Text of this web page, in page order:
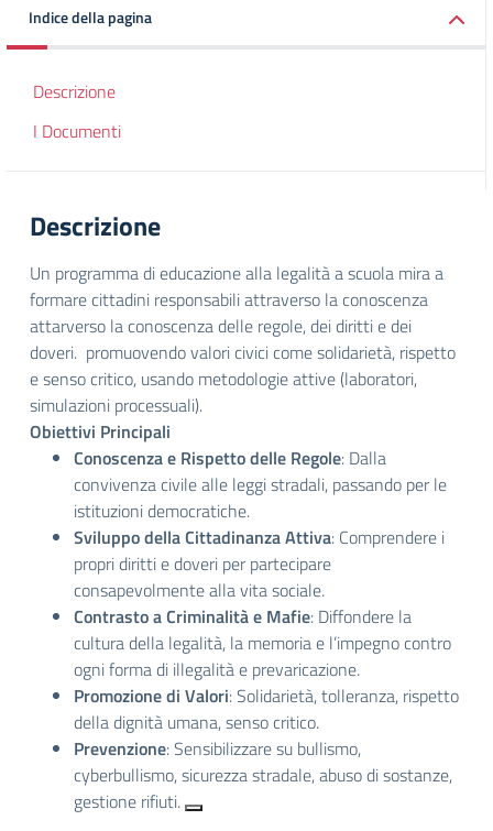
Indice della pagina
Descrizione
I Documenti
Descrizione
Un programma di educazione alla legalità a scuola mira a
formare cittadini responsabili attraverso la conoscenza
attarverso la conoscenza delle regole, dei diritti e dei
doveri. promuovendo valori civici come solidarietà, rispetto
e senso critico, usando metodologie attive (laboratori,
simulazioni processuali).
Obiettivi Principali
Conoscenza e Rispetto delle Regole: Dalla
convivenza civile alle leggi stradali, passando per le
istituzioni democratiche.
Sviluppo della Cittadinanza Attiva: Comprendere i
propri diritti e doveri per partecipare
consapevolmente alla vita sociale.
Contrasto a Criminalità e Mafie: Diffondere la
cultura della legalità, la memoria e l’impegno contro
ogni forma di illegalità e prevaricazione.
Promozione di Valori: Solidarietà, tolleranza, rispetto
della dignità umana, senso critico.
Prevenzione: Sensibilizzare su bullismo,
cyberbullismo, sicurezza stradale, abuso di sostanze,
gestione rifiuti.